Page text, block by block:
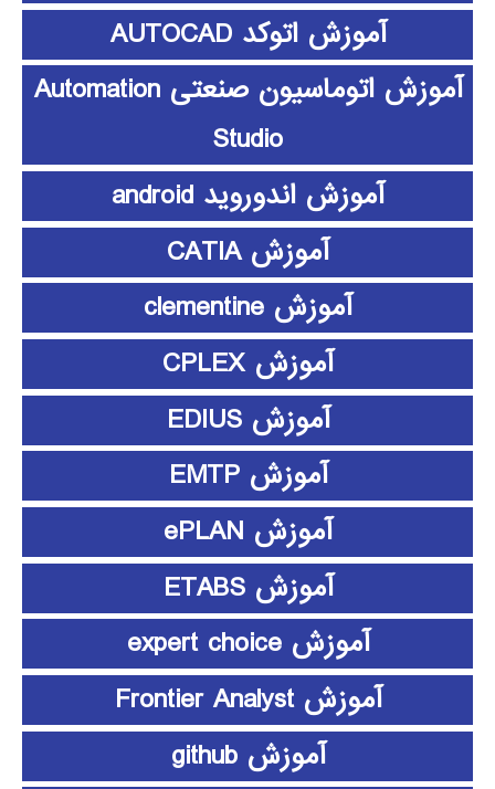
آموزش اتوکد AUTOCAD
آموزش اتوماسیون صنعتی Automation
Studio
آموزش اندوروید android
آموزش CATIA
آموزش clementine
آموزش CPLEX
آموزش EDIUS
آموزش EMTP
آموزش ePLAN
آموزش ETABS
آموزش expert choice
آموزش Frontier Analyst
آموزش github